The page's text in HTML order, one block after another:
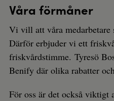
Våra förmåner
Vi vill att våra medarbetare
Därför erbjuder vi ett
friskvårdstimme. Tyresö
Benify där olika rabatter
För oss är det också viktigt